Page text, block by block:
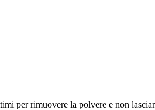
per rimuovere la polvere e non